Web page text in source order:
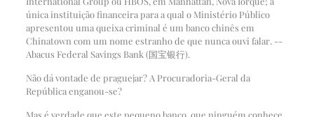
única instituição financeira para a qual o Ministério Público
apresentou uma queixa criminal é um banco chinês em
Chinatown com um nome estranho de que nunca ouvi falar. --
Abacus Federal Savings Bank (国宝银行).
Não dá vontade de praguejar? A Procuradoria-Geral da
República enganou-se?
Mas é verdade que este pequeno banco, que ninguém conhece